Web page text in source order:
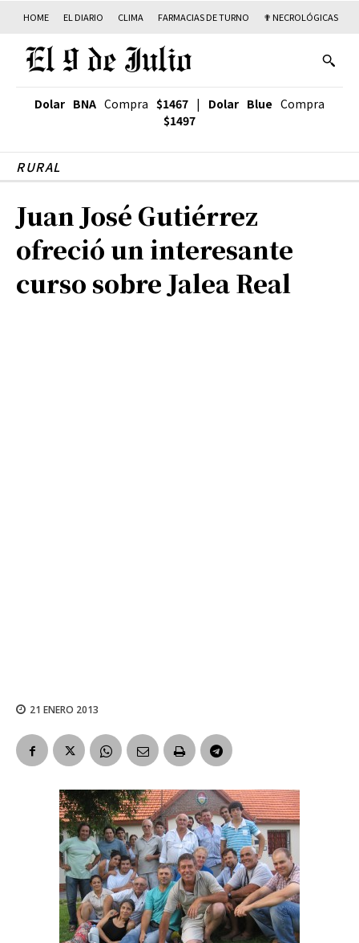
HOME EL DIARIO CLIMA FARMACIAS DE TURNO ✟ NECROLÓGICAS
Dolar BNA Compra $1467 | Dolar Blue Compra
$1497
RURAL
Juan José Gutiérrez
ofreció un interesante
curso sobre Jalea Real
21 ENERO 2013